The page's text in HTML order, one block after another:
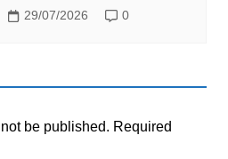
29/07/2026 0
be published. Required